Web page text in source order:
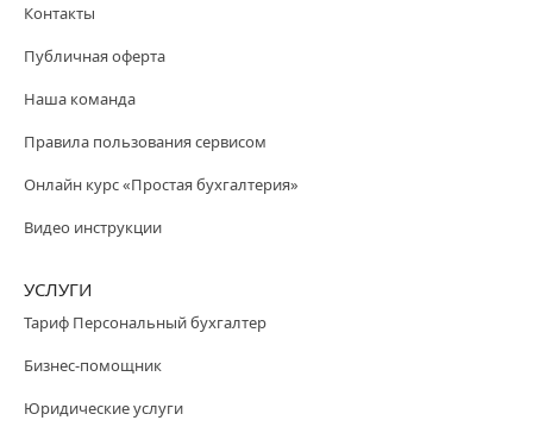
Контакты
Публичная оферта
Наша команда
Правила пользования сервисом
Онлайн курс «Простая бухгалтерия»
Видео инструкции
УСЛУГИ
Тариф Персональный бухгалтер
Бизнес-помощник
Юридические услуги